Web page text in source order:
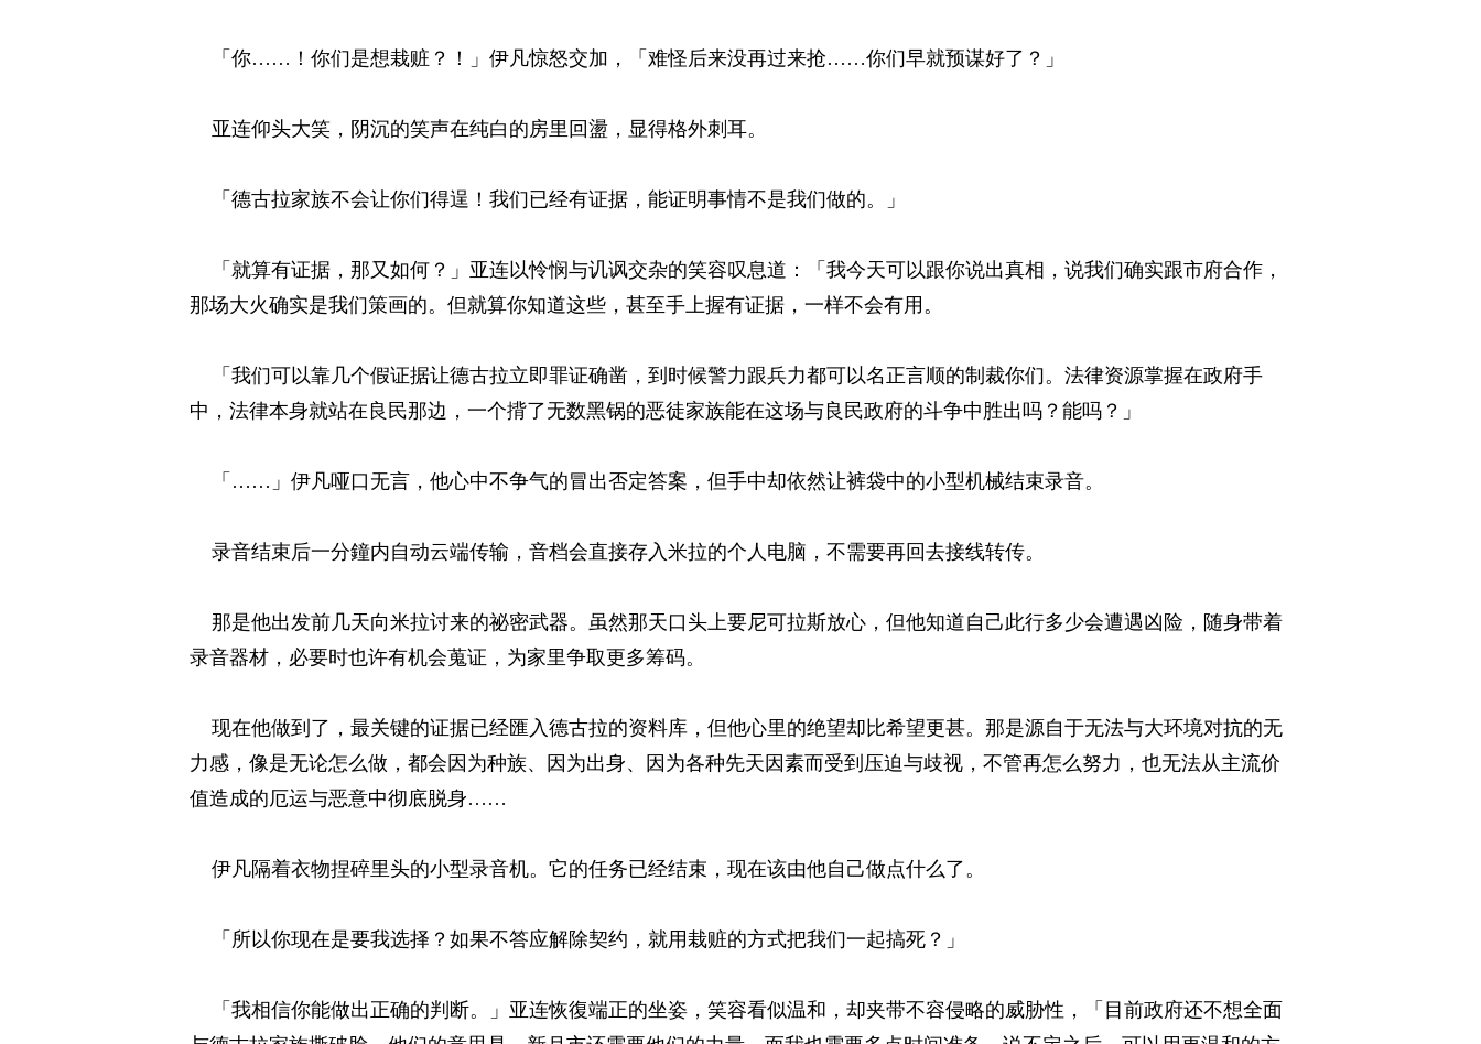
「你……！你们是想栽赃？！」伊凡惊怒交加，「难怪后来没再过来抢……你们早就预谋好了？」
亚连仰头大笑，阴沉的笑声在纯白的房里回盪，显得格外刺耳。
「德古拉家族不会让你们得逞！我们已经有证据，能证明事情不是我们做的。」
「就算有证据，那又如何？」亚连以怜悯与讥讽交杂的笑容叹息道：「我今天可以跟你说出真相，说我们确实跟市府合作，
那场大火确实是我们策画的。但就算你知道这些，甚至手上握有证据，一样不会有用。
「我们可以靠几个假证据让德古拉立即罪证确凿，到时候警力跟兵力都可以名正言顺的制裁你们。法律资源掌握在政府手
中，法律本身就站在良民那边，一个揹了无数黑锅的恶徒家族能在这场与良民政府的斗争中胜出吗？能吗？」
「……」伊凡哑口无言，他心中不争气的冒出否定答案，但手中却依然让裤袋中的小型机械结束录音。
录音结束后一分鐘内自动云端传输，音档会直接存入米拉的个人电脑，不需要再回去接线转传。
那是他出发前几天向米拉讨来的祕密武器。虽然那天口头上要尼可拉斯放心，但他知道自己此行多少会遭遇凶险，随身带着
录音器材，必要时也许有机会蒐证，为家里争取更多筹码。
现在他做到了，最关键的证据已经匯入德古拉的资料库，但他心里的绝望却比希望更甚。那是源自于无法与大环境对抗的无
力感，像是无论怎么做，都会因为种族、因为出身、因为各种先天因素而受到压迫与歧视，不管再怎么努力，也无法从主流价
值造成的厄运与恶意中彻底脱身……
伊凡隔着衣物捏碎里头的小型录音机。它的任务已经结束，现在该由他自己做点什么了。
「所以你现在是要我选择？如果不答应解除契约，就用栽赃的方式把我们一起搞死？」
「我相信你能做出正确的判断。」亚连恢復端正的坐姿，笑容看似温和，却夹带不容侵略的威胁性，「目前政府还不想全面